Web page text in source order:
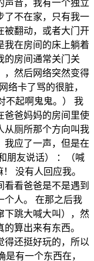
声音，我有一个独立
了不在家，只有我一
被翻动，或者大门开
我在房间的床上躺着
的房间通常关门关
，然后网络突然变得
络卡了骂的很脏，
不起啊鬼鬼。） 我
爸爸妈妈的房间里使
从厕所那个方向叫我
我应了一声，但是在
朋友说话） ：（喊
没有人回应我。
看看爸爸是不是遇到
个人。 在那之后我
下跳大喊大叫），然
算出来有东西。
得还挺好玩的，所以
有一个东西在，